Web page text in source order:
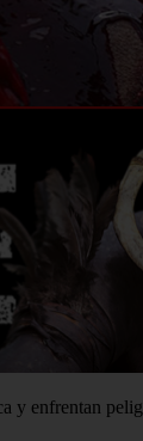
y enfrentan